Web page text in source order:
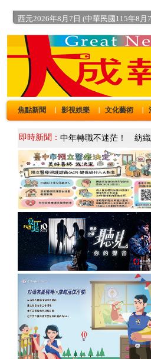
西元2026年8月7日 (中華民國115年8月
焦點新聞 影視娛樂 文化藝術
即時新聞：